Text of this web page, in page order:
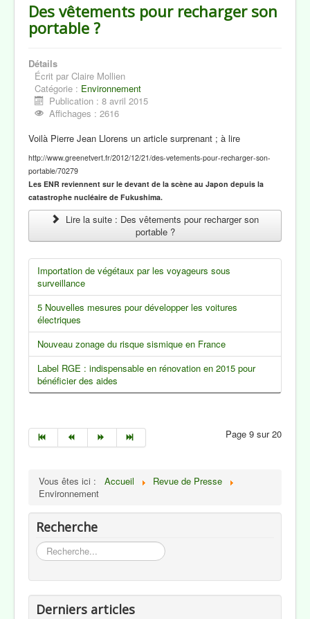
Des vêtements pour recharger son
portable ?
Détails
Écrit par Claire Mollien
Catégorie : Environnement
Publication : 8 avril 2015
Affichages : 2616
Voilà Pierre Jean Llorens un article surprenant ; à lire
http://www.greenetvert.fr/2012/12/21/des-vetements-pour-recharger-son-
portable/70279
Les ENR reviennent sur le devant de la scène au Japon depuis la
catastrophe nucléaire de Fukushima.
Lire la suite : Des vêtements pour recharger son
portable ?
Importation de végétaux par les voyageurs sous
surveillance
5 Nouvelles mesures pour développer les voitures
électriques
Nouveau zonage du risque sismique en France
Label RGE : indispensable en rénovation en 2015 pour
bénéficier des aides
Page 9 sur 20
Vous êtes ici : Accueil
Revue de Presse
Environnement
Recherche
Rechercher
Derniers articles